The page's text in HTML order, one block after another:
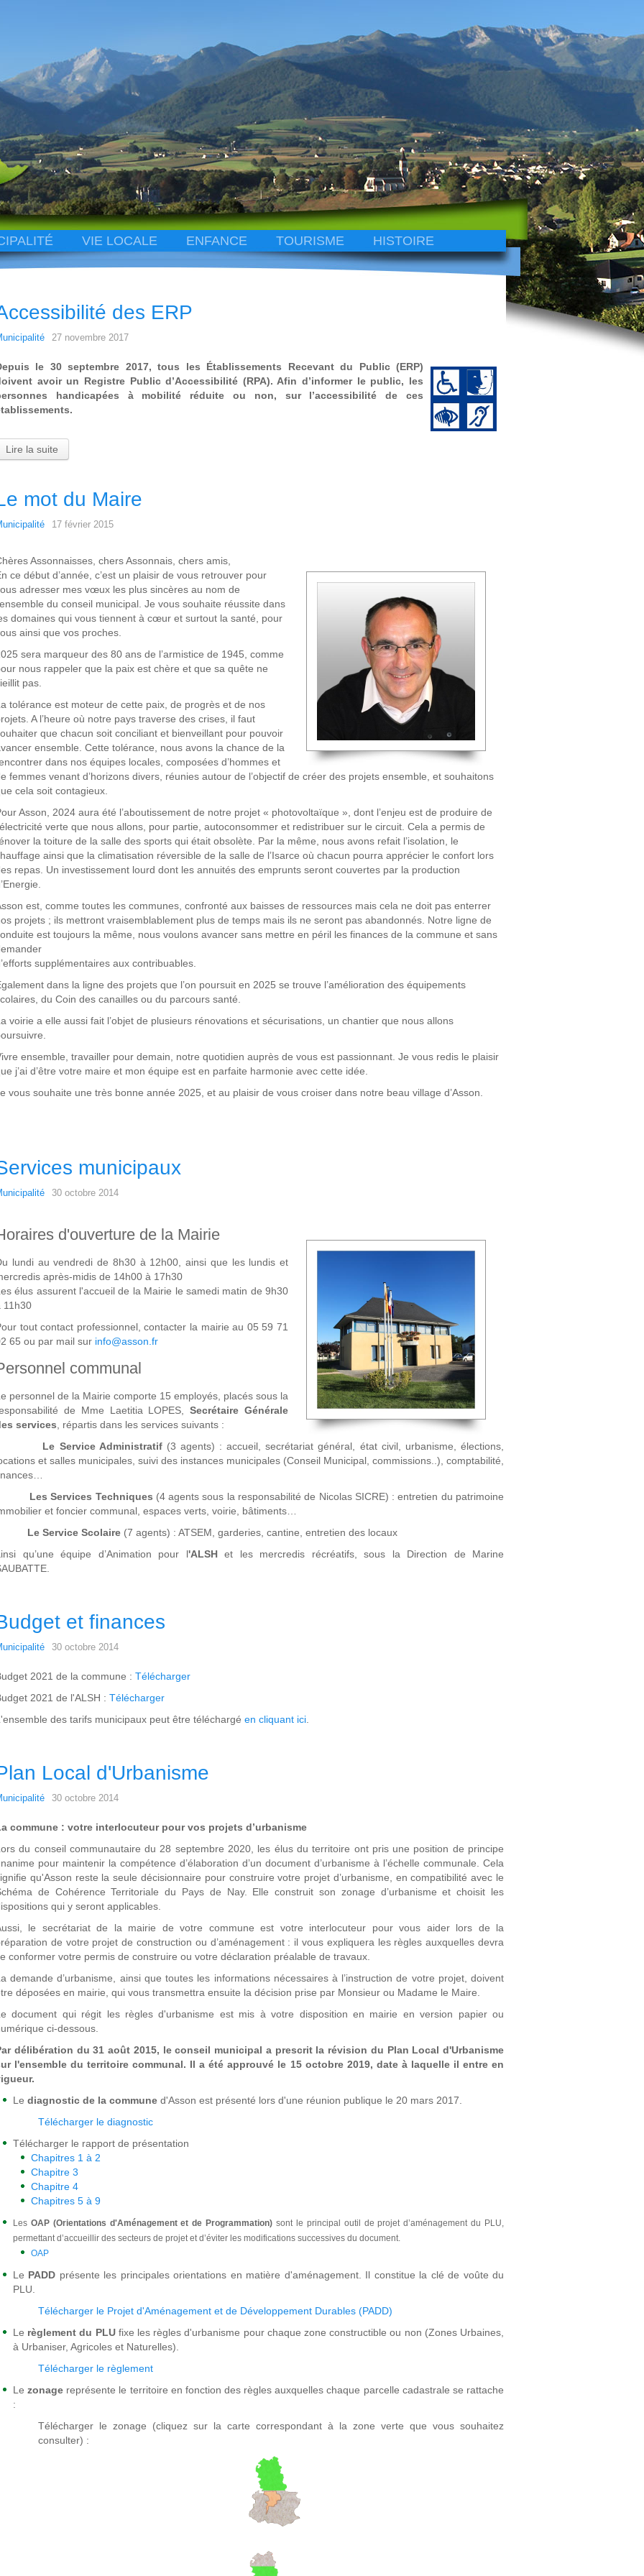
VIE LOCALE ENFANCE TOURISME HISTOIRE
des ERP
27 novembre 2017
le 30 septembre 2017, tous les Établissements Recevant du Public (ERP)
avoir un Registre Public d’Accessibilité (RPA). Afin d’informer le public, les
handicapées à mobilité réduite ou non, sur l’accessibilité de ces
Lire la suite
mot du Maire
17 février 2015
Assonnaisses, chers Assonnais, chers amis,
ce début d’année, c’est un plaisir de vous retrouver pour
adresser mes vœux les plus sincères au nom de
du conseil municipal. Je vous souhaite réussite dans
domaines qui vous tiennent à cœur et surtout la santé, pour
ainsi que vos proches.
sera marqueur des 80 ans de l’armistice de 1945, comme
nous rappeler que la paix est chère et que sa quête ne
pas.
tolérance est moteur de cette paix, de progrès et de nos
A l’heure où notre pays traverse des crises, il faut
que chacun soit conciliant et bienveillant pour pouvoir
ensemble. Cette tolérance, nous avons la chance de la
dans nos équipes locales, composées d’hommes et
femmes venant d’horizons divers, réunies autour de l’objectif de créer des projets ensemble, et souhaitons
cela soit contagieux.
Asson, 2024 aura été l’aboutissement de notre projet « photovoltaïque », dont l’enjeu est de produire de
verte que nous allons, pour partie, autoconsommer et redistribuer sur le circuit. Cela a permis de
la toiture de la salle des sports qui était obsolète. Par la même, nous avons refait l’isolation, le
ainsi que la climatisation réversible de la salle de l’Isarce où chacun pourra apprécier le confort lors
repas. Un investissement lourd dont les annuités des emprunts seront couvertes par la production
est, comme toutes les communes, confronté aux baisses de ressources mais cela ne doit pas enterrer
projets ; ils mettront vraisemblablement plus de temps mais ils ne seront pas abandonnés. Notre ligne de
est toujours la même, nous voulons avancer sans mettre en péril les finances de la commune et sans
supplémentaires aux contribuables.
dans la ligne des projets que l’on poursuit en 2025 se trouve l’amélioration des équipements
du Coin des canailles ou du parcours santé.
voirie a elle aussi fait l’objet de plusieurs rénovations et sécurisations, un chantier que nous allons
ensemble, travailler pour demain, notre quotidien auprès de vous est passionnant. Je vous redis le plaisir
j’ai d’être votre maire et mon équipe est en parfaite harmonie avec cette idée.
vous souhaite une très bonne année 2025, et au plaisir de vous croiser dans notre beau village d’Asson.
municipaux
30 octobre 2014
d'ouverture de la Mairie
lundi au vendredi de 8h30 à 12h00, ainsi que les lundis et
après-midis de 14h00 à 17h30
élus assurent l'accueil de la Mairie le samedi matin de 9h30
11h30
tout contact professionnel, contacter la mairie au 05 59 71
65 ou par mail sur info@asson.fr
communal
personnel de la Mairie comporte 15 employés, placés sous la
de Mme Laetitia LOPES,Secrétaire Générale
services , répartis dans les services suivants :
Le Service Administratif(3 agents) : accueil, secrétariat général, état civil, urbanisme, élections,
et salles municipales, suivi des instances municipales (Conseil Municipal, commissions..), comptabilité,
Les Services Techniques (4 agents sous la responsabilité de Nicolas SICRE) : entretien du patrimoine
et foncier communal, espaces verts, voirie, bâtiments…
Le Service Scolaire (7 agents) : ATSEM, garderies, cantine, entretien des locaux
qu’une équipe d’Animation pour l'ALSHet les mercredis récréatifs, sous la Direction de Marine
et finances
30 octobre 2014
2021 de la commune : Télécharger
2021 de l'ALSH : Télécharger
des tarifs municipaux peut être téléchargé en cliquant ici
Local d'Urbanisme
30 octobre 2014
commune : votre interlocuteur pour vos projets d’urbanisme
du conseil communautaire du 28 septembre 2020, les élus du territoire ont pris une position de principe
pour maintenir la compétence d’élaboration d’un document d’urbanisme à l’échelle communale. Cela
qu'Asson reste la seule décisionnaire pour construire votre projet d’urbanisme, en compatibilité avec le
de Cohérence Territoriale du Pays de Nay. Elle construit son zonage d’urbanisme et choisit les
qui y seront applicables.
le secrétariat de la mairie de votre commune est votre interlocuteur pour vous aider lors de la
de votre projet de construction ou d’aménagement : il vous expliquera les règles auxquelles devra
conformer votre permis de construire ou votre déclaration préalable de travaux.
demande d’urbanisme, ainsi que toutes les informations nécessaires à l’instruction de votre projet, doivent
déposées en mairie, qui vous transmettra ensuite la décision prise par Monsieur ou Madame le Maire.
document qui régit les règles d'urbanisme est mis à votre disposition en mairie en version papier ou
ci-dessous.
délibération du 31 août 2015, le conseil municipal a prescrit la révision du Plan Local d'Urbanisme
l'ensemble du territoire communal. Il a été approuvé le 15 octobre 2019, date à laquelle il entre en
Le diagnostic de la commune d'Asson est présenté lors d'une réunion publique le 20 mars 2017.
Télécharger le diagnostic
Télécharger le rapport de présentation
Chapitres 1 à 2
Chapitre 3
Chapitre 4
Chapitres 5 à 9
L es OAP (Orientations d'Aménagement et de Programmation)sont le principal outil de projet d’aménagement du PLU,
permettant d’accueillir des secteurs de projet et d’éviter les modifications successives du document.
OAP
Le PADD présente les principales orientations en matière d'aménagement. Il constitue la clé de voûte du
PLU.
Télécharger le Projet d'Aménagement et de Développement Durables (PADD)
Le règlement du PLUfixe les règles d'urbanisme pour chaque zone constructible ou non (Zones Urbaines,
à Urbaniser, Agricoles et Naturelles).
Télécharger le règlement
Lezonage représente le territoire en fonction des règles auxquelles chaque parcelle cadastrale se rattache
:
Télécharger le zonage (cliquez sur la carte correspondant à la zone verte que vous souhaitez
consulter) :